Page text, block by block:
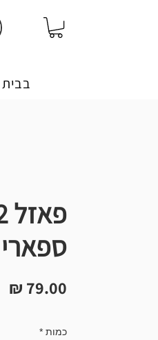
יצירה בבית
ספארי
כמות *